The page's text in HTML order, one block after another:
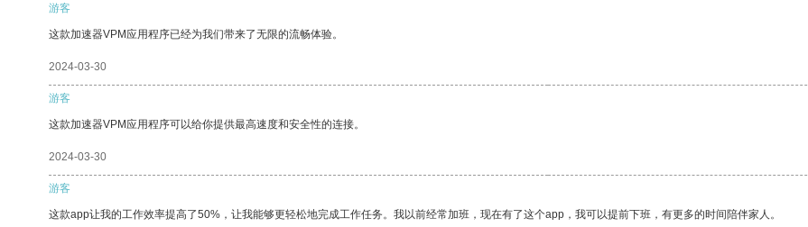
游客
这款加速器VPM应用程序已经为我们带来了无限的流畅体验。
2024-03-30
游客
这款加速器VPM应用程序可以给你提供最高速度和安全性的连接。
2024-03-30
游客
这款app让我的工作效率提高了50%，让我能够更轻松地完成工作任务。我以前经常加班，现在有了这个app，我可以提前下班，有更多的时间陪伴家人。